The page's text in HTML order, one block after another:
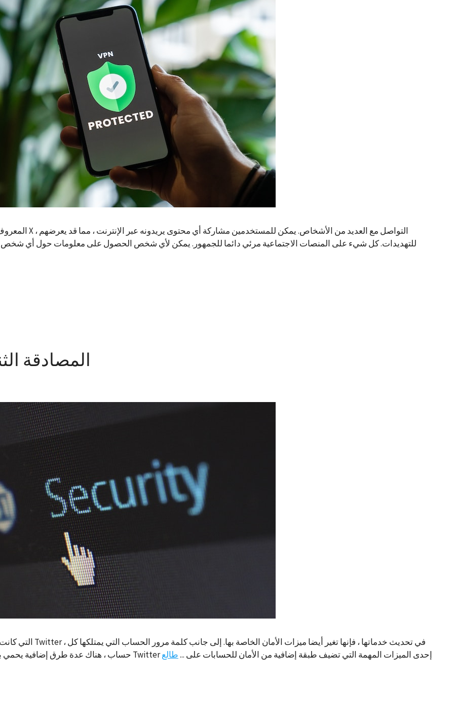
للتهديدات. كل شيء على المنصات الاجتماعية مرئي دائما للجمهور. يمكن لأي شخص الحصول على معلومات حول أي
المصادقة
حساب ، هناك عدة طرق إضافية يحمي بها المستخدمون ملفاتهم الشخصية. تعد المصادقة الثنائية على Twitter إحدى الميزات المهمة التي تضيف طبقة إضافية من الأمان للحسابات على ...طالع